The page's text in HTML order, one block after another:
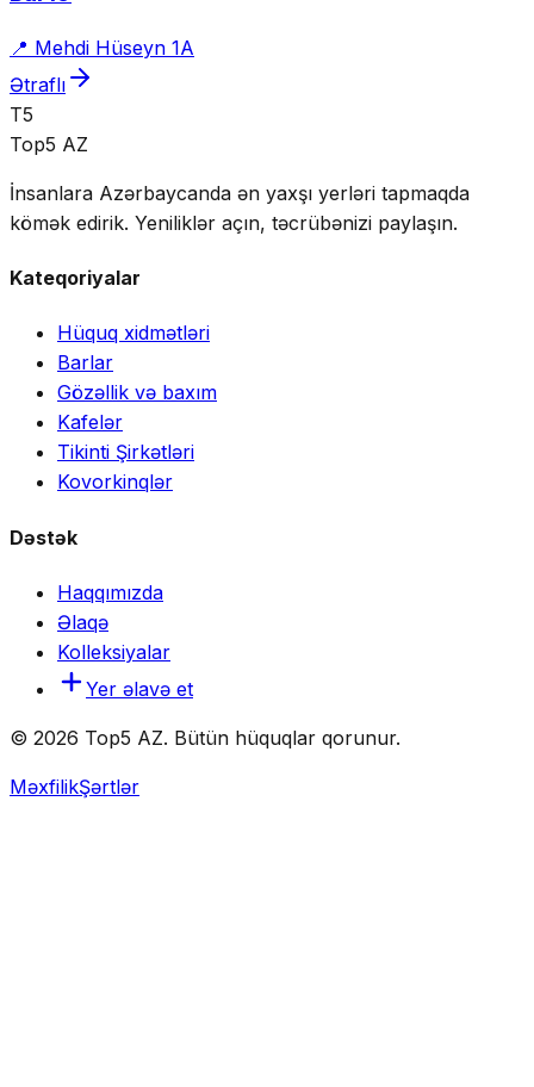
📍 Mehdi Hüseyn 1A
Ətraflı
T5
Top5 AZ
İnsanlara Azərbaycanda ən yaxşı yerləri tapmaqda
kömək edirik. Yeniliklər açın, təcrübənizi paylaşın.
Kateqoriyalar
Hüquq xidmətləri
Barlar
Gözəllik və baxım
Kafelər
Tikinti Şirkətləri
Kovorkinqlər
Dəstək
Haqqımızda
Əlaqə
Kolleksiyalar
Yer əlavə et
© 2026 Top5 AZ. Bütün hüquqlar qorunur.
MəxfilikŞərtlər